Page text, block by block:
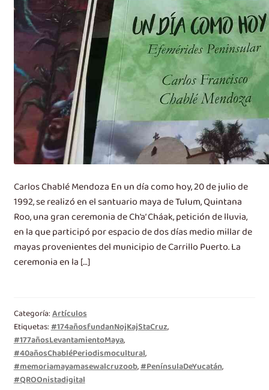
Carlos Chablé Mendoza En un día como hoy, 20 de julio de
1992, se realizó en el santuario maya de Tulum, Quintana
Roo, una gran ceremonia de Ch’a’ Cháak, petición de lluvia,
en la que participó por espacio de dos días medio millar de
mayas provenientes del municipio de Carrillo Puerto. La
ceremonia en la […]
Categoría:Artículos
Etiquetas:#174añosfundanNojKajStaCruz,
#177añosLevantamientoMaya,
#40añosChabléPeriodismocultural,
#memoriamayamasewalcruzoob,#PenínsulaDeYucatán,
#QROOnistadigital